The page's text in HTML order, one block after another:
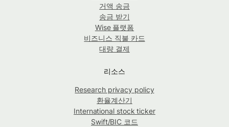
거액 송금
송금 받기
Wise 플랫폼
비즈니스 직불 카드
대량 결제
리소스
Research privacy policy
환율계산기
International stock ticker
Swift/BIC 코드